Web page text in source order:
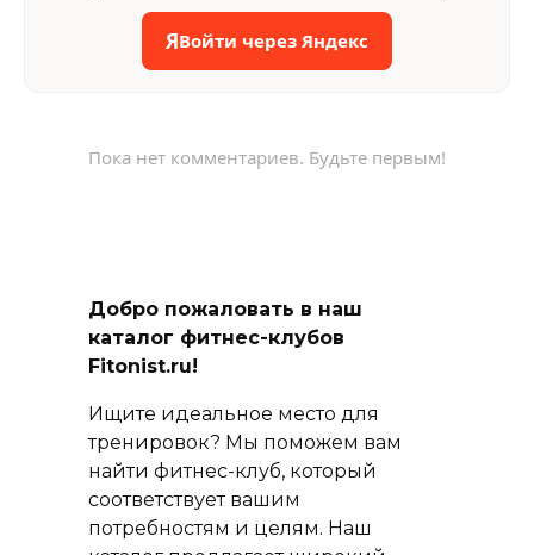
ЯВойти через Яндекс
Пока нет комментариев. Будьте первым!
Добро пожаловать в наш
каталог фитнес-клубов
Fitonist.ru!
Ищите идеальное место для
тренировок? Мы поможем вам
найти фитнес-клуб, который
соответствует вашим
потребностям и целям. Наш